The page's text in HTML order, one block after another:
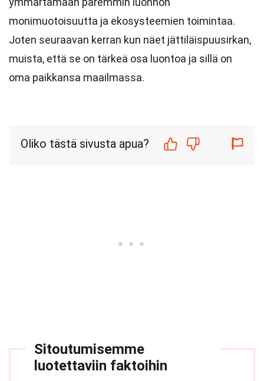
monimuotoisuutta ja ekosysteemien toimintaa.
Joten seuraavan kerran kun näet jättiläispuusirkan,
muista, että se on tärkeä osa luontoa ja sillä on
oma paikkansa maailmassa.
Oliko tästä sivusta apua?
Sitoutumisemme
luotettaviin faktoihin